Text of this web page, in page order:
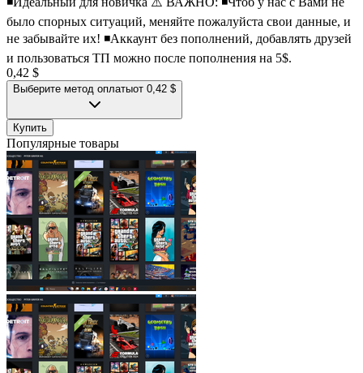
было спорных ситуаций, меняйте пожалуйста свои данные, и
не забывайте их! ◾Аккаунт без пополнений, добавлять друзей
и пользоваться ТП можно после пополнения на 5$.
0,42 $
Выберите метод оплатыот 0,42 $
Купить
Популярные товары